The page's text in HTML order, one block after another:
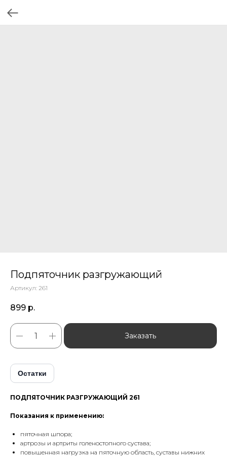
Подпяточник разгружающий
Артикул: 261
899 р.
Заказать
Остатки
ПОДПЯТОЧНИК РАЗГРУЖАЮЩИЙ 261
Показания к применению:
пяточная шпора;
артрозы и артриты голеностопного сустава;
повышенная нагрузка на пяточную область, суставы нижних